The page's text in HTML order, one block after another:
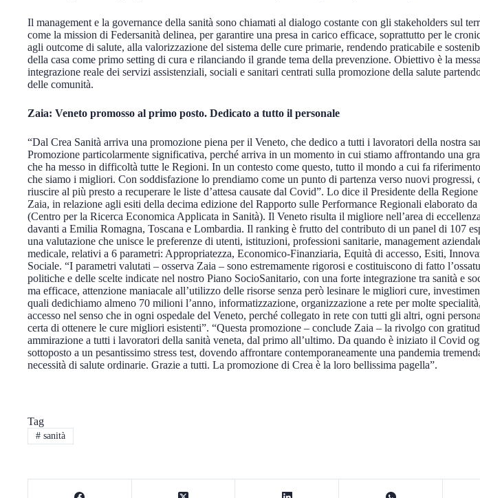
Il management e la governance della sanità sono chiamati al dialogo costante con gli stakeholders sul
come la mission di Federsanità delinea, per garantire una presa in carico efficace, soprattutto per le
agli outcome di salute, alla valorizzazione del sistema delle cure primarie, rendendo praticabile e
della casa come primo setting di cura e rilanciando il grande tema della prevenzione. Obiettivo è la
integrazione reale dei servizi assistenziali, sociali e sanitari centrati sulla promozione della salute
delle comunità.
Zaia: Veneto promosso al primo posto. Dedicato a tutto il personale
“Dal Crea Sanità arriva una promozione piena per il Veneto, che dedico a tutti i lavoratori della nostra
Promozione particolarmente significativa, perché arriva in un momento in cui stiamo affrontando una
che ha messo in difficoltà tutte le Regioni. In un contesto come questo, tutto il mondo a cui fa
che siamo i migliori. Con soddisfazione lo prendiamo come un punto di partenza verso nuovi progressi,
riuscire al più presto a recuperare le liste d’attesa causate dal Covid”. Lo dice il Presidente della
Zaia, in relazione agli esiti della decima edizione del Rapporto sulle Performance Regionali elaborato da
(Centro per la Ricerca Economica Applicata in Sanità). Il Veneto risulta il migliore nell’area di
davanti a Emilia Romagna, Toscana e Lombardia. Il ranking è frutto del contributo di un panel di 107
una valutazione che unisce le preferenze di utenti, istituzioni, professioni sanitarie, management
medicale, relativi a 6 parametri: Appropriatezza, Economico-Finanziaria, Equità di accesso, Esiti,
Sociale. “I parametri valutati – osserva Zaia – sono estremamente rigorosi e costituiscono di fatto
politiche e delle scelte indicate nel nostro Piano SocioSanitario, con una forte integrazione tra sanità e
ma efficace, attenzione maniacale all’utilizzo delle risorse senza però lesinare le migliori cure,
quali dedichiamo almeno 70 milioni l’anno, informatizzazione, organizzazione a rete per molte
accesso nel senso che in ogni ospedale del Veneto, perché collegato in rete con tutti gli altri, ogni
certa di ottenere le cure migliori esistenti”. “Questa promozione – conclude Zaia – la rivolgo con
ammirazione a tutti i lavoratori della sanità veneta, dal primo all’ultimo. Da quando è iniziato il Covid
sottoposto a un pesantissimo stress test, dovendo affrontare contemporaneamente una pandemia
necessità di salute ordinarie. Grazie a tutti. La promozione di Crea è la loro bellissima pagella”.
Tag
#sanità